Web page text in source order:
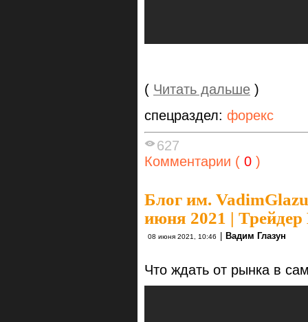
( Читать дальше )
спецраздел: форекс
627
Комментарии ( 0 )
Блог им.
июня 2021 |
08 июня 2021, 10:46 Вадим Глазун
Что ждать от рынка в